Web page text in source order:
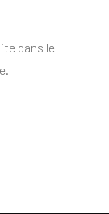
dans le